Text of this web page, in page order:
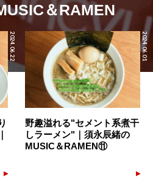
＆RAMEN
2024.06.22 2024.06.01
野趣溢れる"セメント系煮干
しラーメン"｜須永辰緒の
MUSIC＆RAMEN⑪